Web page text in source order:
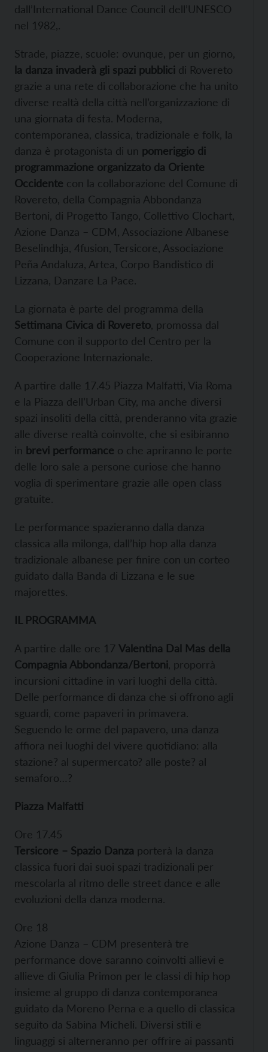
dall’International Dance Council dell’UNESCO
nel 1982,.
Strade, piazze, scuole: ovunque, per un giorno,
la danza invaderà gli spazi pubblici di Rovereto
grazie a una rete di collaborazione che ha unito
diverse realtà della città nell’organizzazione di
una giornata di festa. Moderna,
contemporanea, classica, tradizionale e folk, la
danza è protagonista di un pomeriggio di
programmazione organizzato da Oriente
Occidente con la collaborazione del Comune di
Rovereto, della Compagnia Abbondanza
Bertoni, di Progetto Tango, Collettivo Clochart,
Azione Danza – CDM, Associazione Albanese
Beselindhja, 4fusion, Tersicore, Associazione
Peña Andaluza, Artea, Corpo Bandistico di
Lizzana, Danzare La Pace.
La giornata è parte del programma della
Settimana Civica di Rovereto , promossa dal
Comune con il supporto del Centro per la
Cooperazione Internazionale.
A partire dalle 17.45 Piazza Malfatti, Via Roma
e la Piazza dell’Urban City, ma anche diversi
spazi insoliti della città, prenderanno vita grazie
alle diverse realtà coinvolte, che si esibiranno
in brevi performance o che apriranno le porte
delle loro sale a persone curiose che hanno
voglia di sperimentare grazie alle open class
gratuite.
Le performance spazieranno dalla danza
classica alla milonga, dall’hip hop alla danza
tradizionale albanese per finire con un corteo
guidato dalla Banda di Lizzana e le sue
majorettes.
IL PROGRAMMA
A partire dalle ore 17 Valentina Dal Mas della
Compagnia Abbondanza/Bertoni , proporrà
incursioni cittadine in vari luoghi della città.
Delle performance di danza che si offrono agli
sguardi, come papaveri in primavera.
Seguendo le orme del papavero, una danza
affiora nei luoghi del vivere quotidiano: alla
stazione? al supermercato? alle poste? al
semaforo…?
Piazza Malfatti
Ore 17.45
Tersicore – Spazio Danza porterà la danza
classica fuori dai suoi spazi tradizionali per
mescolarla al ritmo delle street dance e alle
evoluzioni della danza moderna.
Ore 18
Azione Danza – CDM presenterà tre
performance dove saranno coinvolti allievi e
allieve di Giulia Primon per le classi di hip hop
insieme al gruppo di danza contemporanea
guidato da Moreno Perna e a quello di classica
seguito da Sabina Micheli. Diversi stili e
linguaggi si alterneranno per offrire ai passanti